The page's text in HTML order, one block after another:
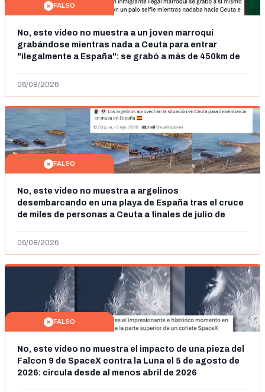
FALSO
No, este vídeo no muestra a un joven marroquí
grabándose mientras nada a Ceuta para entrar
"ilegalmente a España": se grabó a más de 450km de
06/08/2026
FALSO
No, este vídeo no muestra a argelinos
desembarcando en una playa de España tras el cruce
de miles de personas a Ceuta a finales de julio de
06/08/2026
FALSO
No, este vídeo no muestra el impacto de una pieza del
Falcon 9 de SpaceX contra la Luna el 5 de agosto de
2026: circula desde al menos abril de 2026